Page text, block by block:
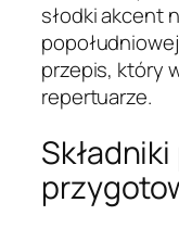
słodki akcent
przepis, który
repertuarze.